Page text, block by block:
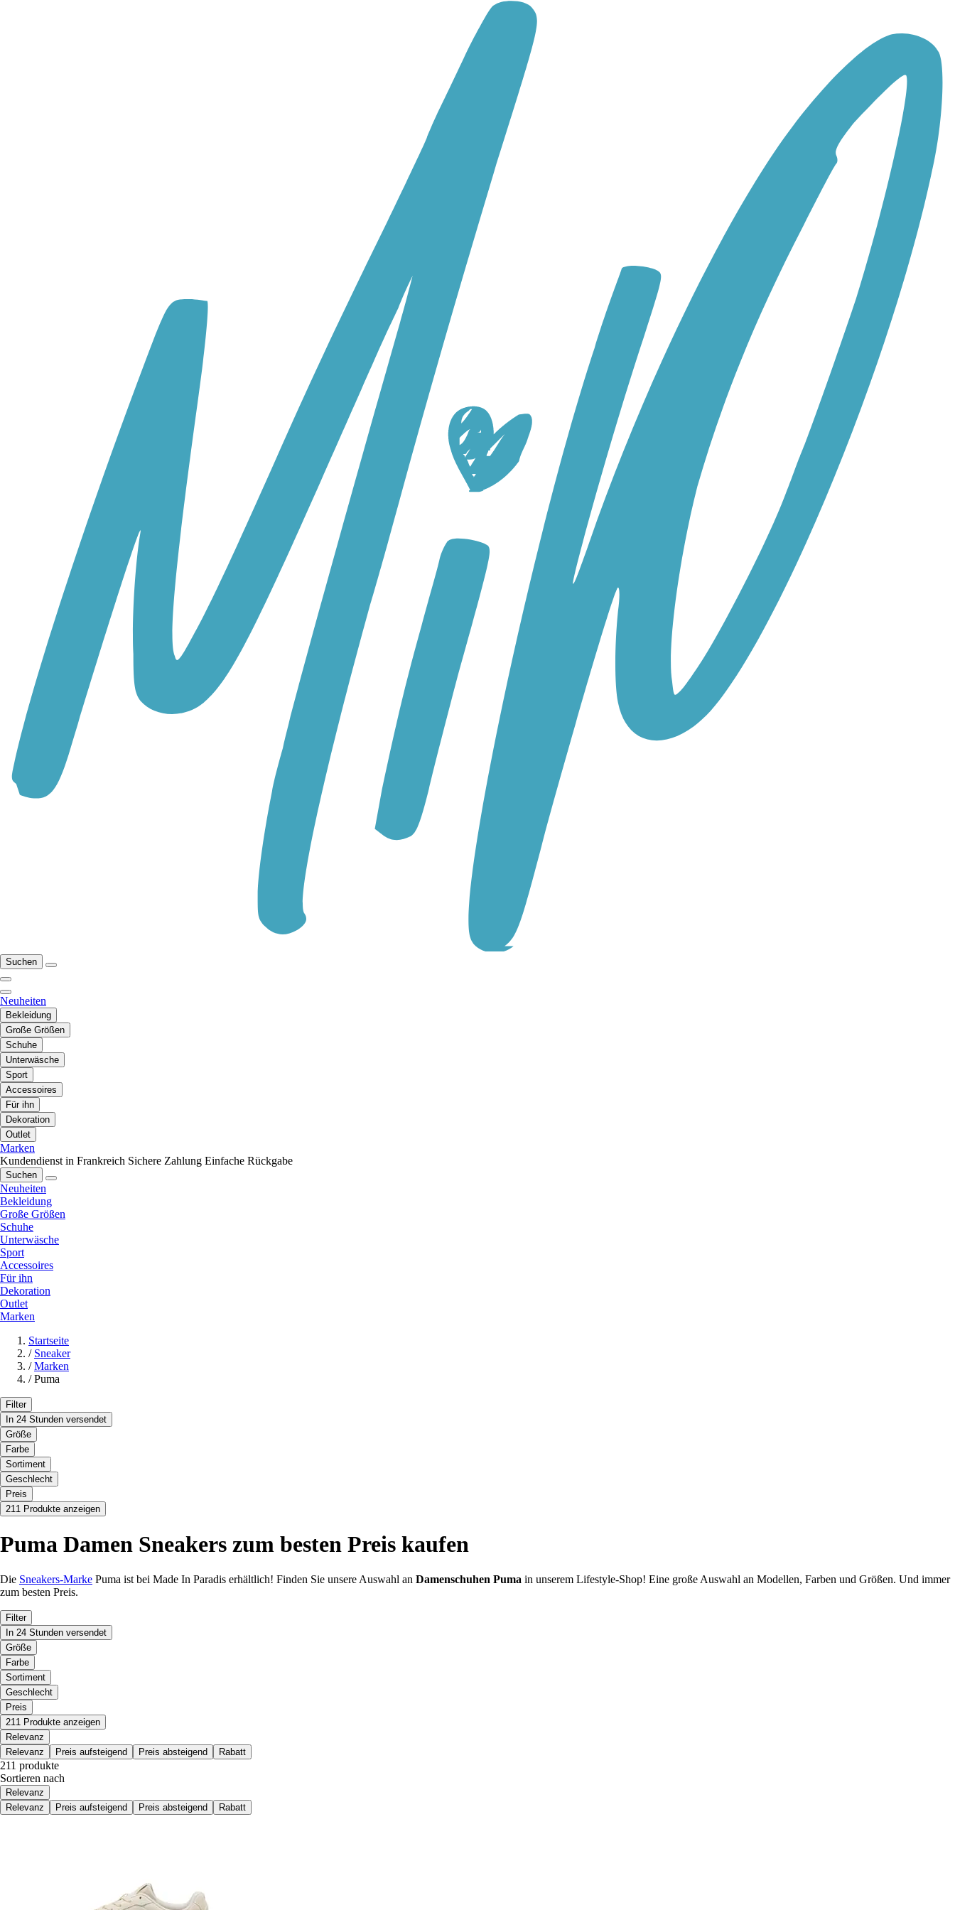
Suchen
Neuheiten
Bekleidung
Große Größen
Schuhe
Unterwäsche
Sport
Accessoires
Für ihn
Dekoration
Outlet
Marken
Kundendienst in Frankreich Sichere Zahlung Einfache Rückgabe
Suchen
Neuheiten
Bekleidung
Große Größen
Schuhe
Unterwäsche
Sport
Accessoires
Für ihn
Dekoration
Outlet
Marken
Startseite
/ Sneaker
/ Marken
/ Puma
Filter
In 24 Stunden versendet
Größe
Farbe
Sortiment
Geschlecht
Preis
211 Produkte anzeigen
Puma Damen Sneakers zum besten Preis kaufen
Die Sneakers-Marke Puma ist bei Made In Paradis erhältlich! Finden Sie unsere Auswahl an Damenschuhen Puma in unserem Lifestyle-Shop! Eine große Auswahl an Modellen, Farben und Größen. Und immer
zum besten Preis.
Filter
In 24 Stunden versendet
Größe
Farbe
Sortiment
Geschlecht
Preis
211 Produkte anzeigen
Relevanz
Relevanz
Preis aufsteigend Preis absteigend Rabatt
211 produkte
Sortieren nach
Relevanz
Relevanz
Preis aufsteigend Preis absteigend Rabatt